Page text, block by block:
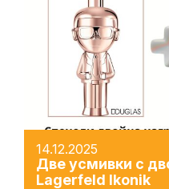
14.12.2025
Две усмивки с
Lagerfeld Ikonik